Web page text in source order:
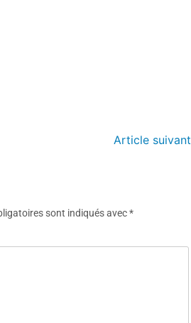
Article suivant
sont indiqués avec*